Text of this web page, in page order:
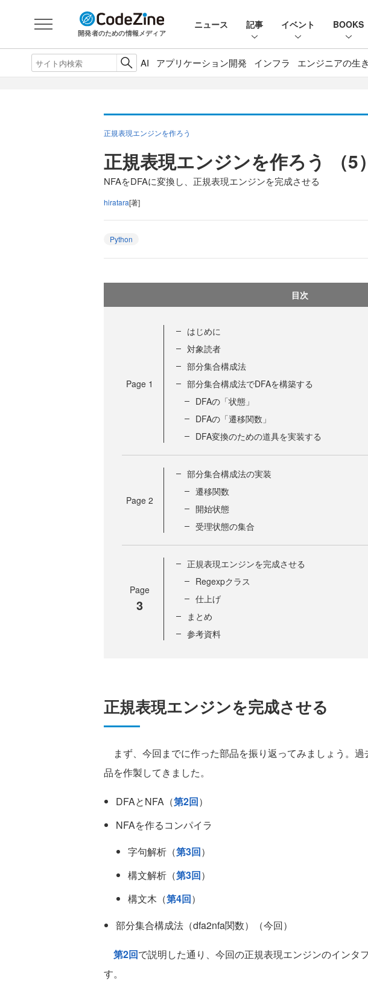
開発者のための情報メディア
ニュース 記事 イベント BOOKS
AI アプリケーション開発 インフラ エンジニアの生
正規表現エンジンを作ろう
正規表現エンジンを作ろう （5）
NFAをDFAに変換し、正規表現エンジンを完成させる
hiratara[著]
Python
目次
Page 1
はじめに
対象読者
部分集合構成法
部分集合構成法でDFAを構築する
DFAの「状態」
DFAの「遷移関数」
DFA変換のための道具を実装する
Page 2
部分集合構成法の実装
遷移関数
開始状態
受理状態の集合
Page
3
正規表現エンジンを完成させる
Regexpクラス
仕上げ
まとめ
参考資料
正規表現エンジンを完成させる
まず、今回までに作った部品を振り返ってみましょう。
品を作製してきました。
DFAとNFA（第2回）
NFAを作るコンパイラ
字句解析（第3回）
構文解析（第3回）
構文木（第4回）
部分集合構成法（dfa2nfa関数）（今回）
第2回で説明した通り、今回の正規表現エンジンのインタ
す。